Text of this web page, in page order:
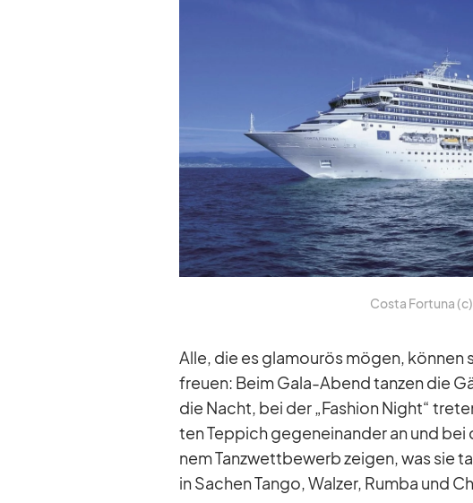
Costa For­tuna
Alle, die es gla­mou­rös mö­gen,
freuen: Beim Gala-Abend tan­zen die
die Nacht, bei der „Fa­shion Night“
ten Tep­pich ge­gen­ein­an­der an und
nem Tanz­wett­be­werb zei­gen, was sie
in Sa­chen Tango, Wal­zer, Rumba und